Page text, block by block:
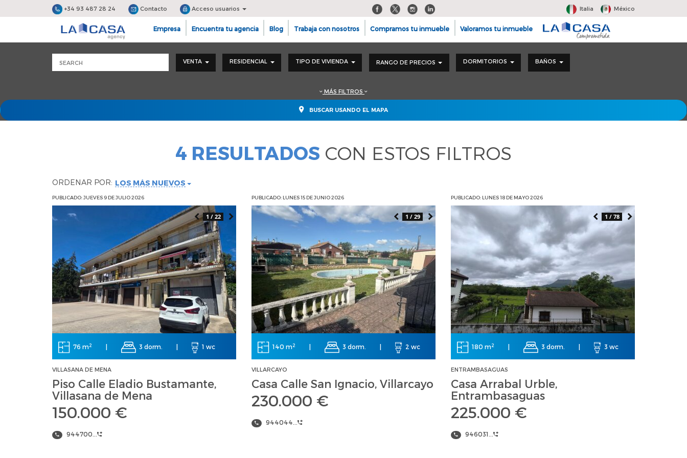
+34 93 487 28 24 Contacto Acceso usuarios Italia México
Empresa Encuentra tu agencia Blog Trabaja con nosotros Compramos tu inmueble Valoramos tu inmueble
VENTA RESIDENCIAL TIPO DE VIVIENDA RANGO DE PRECIOS DORMITORIOS BAÑOS
MÁS FILTROS
BUSCAR USANDO EL MAPA
4 RESULTADOS CON ESTOS FILTROS
ORDENAR POR: LOS MÁS NUEVOS
PUBLICADO: JUEVES 9 DE JULIO 2026
1 / 22
76 m2 3 dorm. 1 wc
VILLASANA DE MENA
Piso Calle Eladio Bustamante,
Villasana de Mena
150.000 €
944700...
PUBLICADO: LUNES 15 DE JUNIO 2026
1 / 29
140 m2 3 dorm. 2 wc
VILLARCAYO
Casa Calle San Ignacio, Villarcayo
230.000 €
944044...
PUBLICADO: LUNES 18 DE MAYO 2026
1 / 78
180 m2 3 dorm. 3 wc
ENTRAMBASAGUAS
Casa Arrabal Urble,
Entrambasaguas
225.000 €
946031...